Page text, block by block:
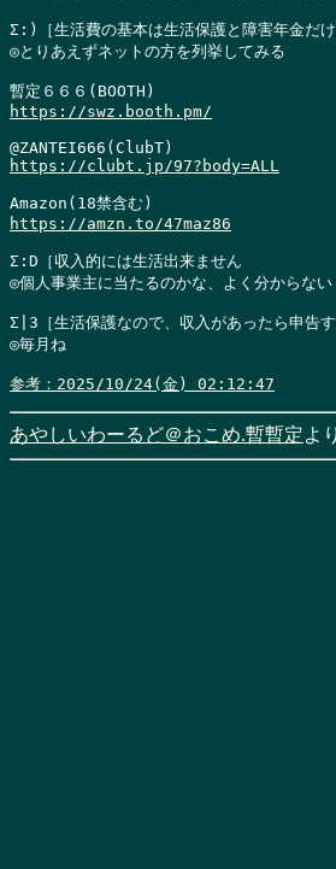
Σ:)［生活費の基本は生活保護と障害年金だ
◎とりあえずネットの方を列挙してみる
https://swz.booth.pm/
https://clubt.jp/97?body=ALL
https://amzn.to/47maz86
Σ:D［収入的には生活出来ません
◎個人事業主に当たるのかな、よく分からない
Σ|3［生活保護なので、収入があったら申告
◎毎月ね
参考：2025/10/24(金) 02:12:47
あやしいわーるど＠おこめ.暫暫定より